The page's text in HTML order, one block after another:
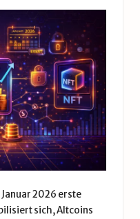
2026 erste
sich, Altcoins